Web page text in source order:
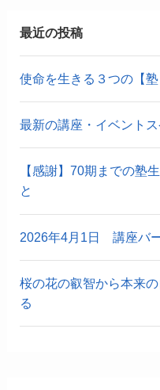
最近の投稿
使命を生きる３つの【
最新の講座・イベント
【感謝】70期までの塾
と
2026年4月1日 講座バ
桜の花の叡智から本来
る